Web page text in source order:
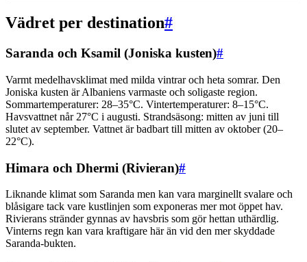
Vädret per destination#
Saranda och Ksamil (Joniska kusten)#
Varmt medelhavsklimat med milda vintrar och heta somrar. Den
Joniska kusten är Albaniens varmaste och soligaste region.
Sommartemperaturer: 28–35°C. Vintertemperaturer: 8–15°C.
Havsvattnet når 27°C i augusti. Strandsäsong: mitten av juni till
slutet av september. Vattnet är badbart till mitten av oktober (20–
22°C).
Himara och Dhermi (Rivieran)#
Liknande klimat som Saranda men kan vara marginellt svalare och
blåsigare tack vare kustlinjen som exponeras mer mot öppet hav.
Rivierans stränder gynnas av havsbris som gör hettan uthärdlig.
Vinterns regn kan vara kraftigare här än vid den mer skyddade
Saranda-bukten.